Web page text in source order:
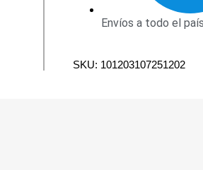
Envíos a todo el
SKU: 101203107251202